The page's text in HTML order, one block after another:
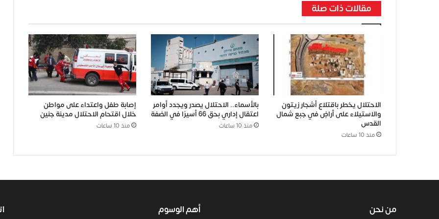
مقالات ذات صلة
الاحتلال يخطر باقتلاع أشجار زيتون
والاستيلاء على أراضٍ في جبع شمال
القدس
منذ 10 ساعات
بالأسماء.. الاحتلال يصدر ويجدد أوامر
اعتقال إداري بحق 66 أسيرًا في الضفة
منذ 10 ساعات
إصابة طفل واعتداء على مواطن
خلال اقتحام الاحتلال مدينة جنين
منذ 10 ساعات
من نحن أهم الوسوم